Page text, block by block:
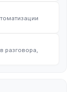
разговора,